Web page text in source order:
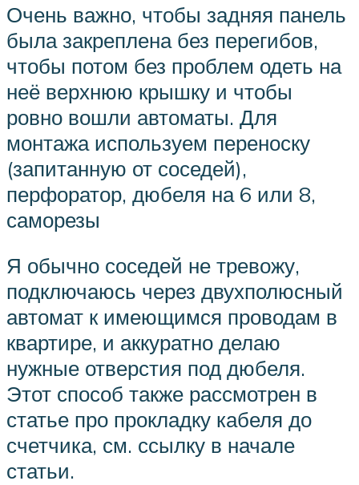
Очень важно, чтобы задняя панель
была закреплена без перегибов,
чтобы потом без проблем одеть на
неё верхнюю крышку и чтобы
ровно вошли автоматы. Для
монтажа используем переноску
(запитанную от соседей),
перфоратор, дюбеля на 6 или 8,
саморезы
Я обычно соседей не тревожу,
подключаюсь через двухполюсный
автомат к имеющимся проводам в
квартире, и аккуратно делаю
нужные отверстия под дюбеля.
Этот способ также рассмотрен в
статье про прокладку кабеля до
счетчика, см. ссылку в начале
статьи.